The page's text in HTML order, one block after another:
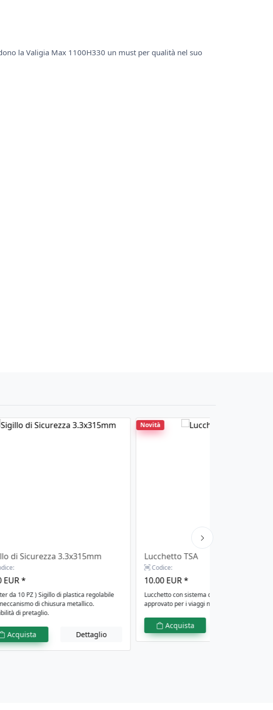
la Valigia Max 1100H330 un must per qualità nel suo
di Sicurezza 3.3x315mm
EUR *
da 10 PZ ) Sigillo di plastica regolabile
di chiusura metallico.
di pretaglio.
Acquista Dettaglio
Novità
Lucchetto TSA
Codice:
10.00 EUR *
Lucchetto con sistema di chiusura TSA,
approvato per i viaggi negli Stati Uniti.
Acquista